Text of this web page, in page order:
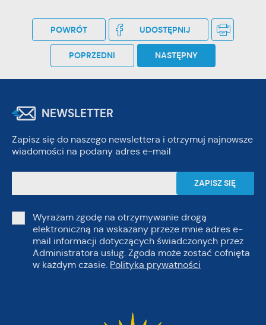
POWRÓT UDOSTĘPNIJ
POPRZEDNI NASTĘPNY
NEWSLETTER
Zapisz się do naszego newslettera i otrzymuj najnowsze
wiadomości na podany adres e-mail
Wyrażam zgodę na otrzymywanie drogą
elektroniczną na wskazany przeze mnie adres e-
mail informacji dotyczących świadczonych przez
Administratora usług. Zgoda może zostać cofnięta
w każdym czasie. Polityka prywatności